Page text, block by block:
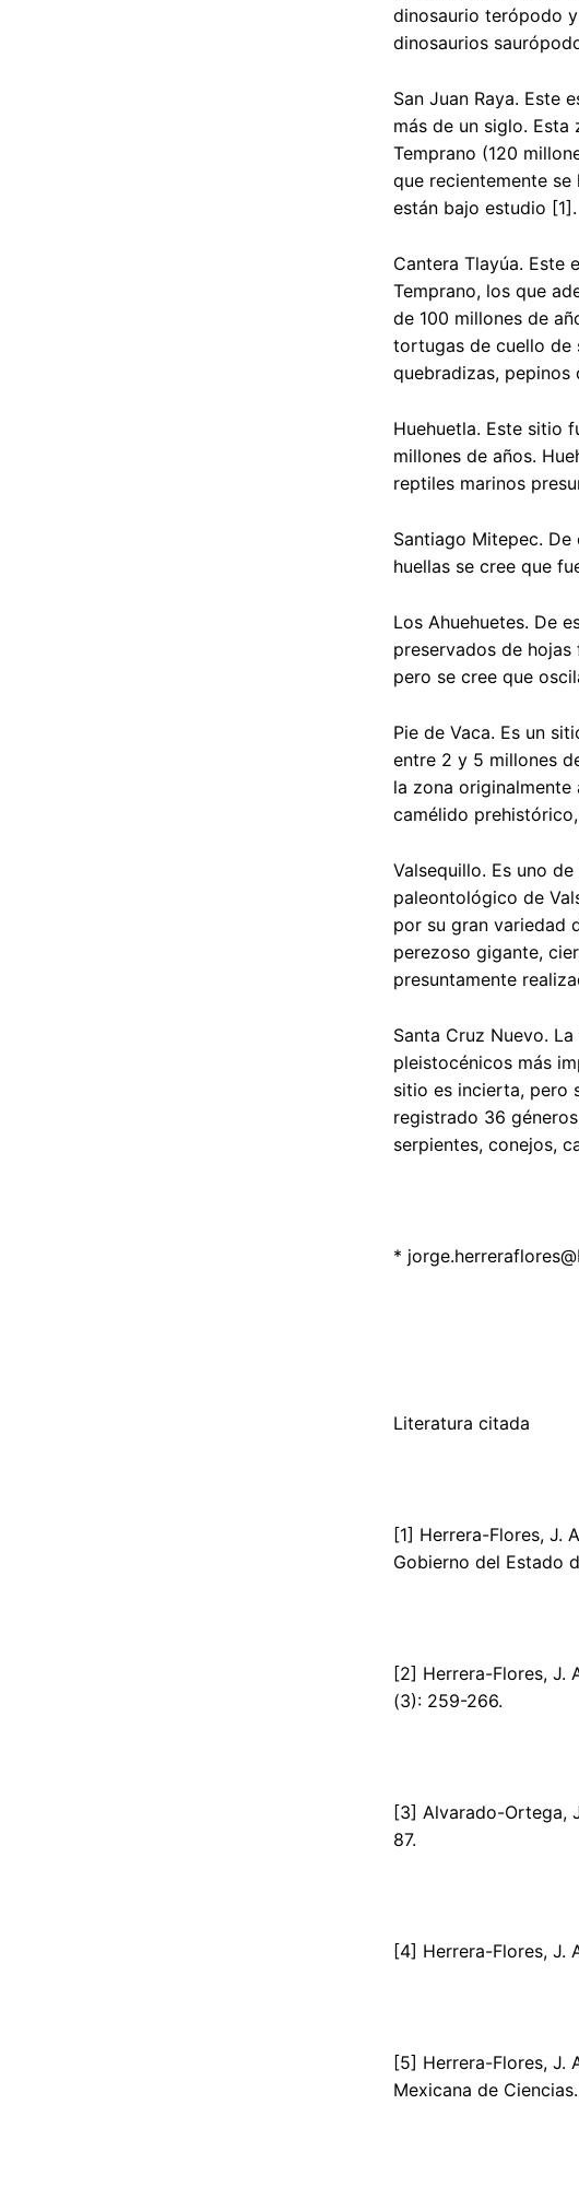
dinosaurio terópodo
dinosaurios
San Juan Raya. Este
más de un siglo.
Temprano (120
que recientemente
están bajo estudio [1].
Cantera Tlayúa. Este
Temprano, los que
de 100 millones de
tortugas de cuello de
quebradizas, pepinos
Huehuetla. Este sitio
millones de años.
reptiles marinos
Santiago Mitepec.
huellas se cree que
Los Ahuehuetes. De
preservados de
pero se cree que
Pie de Vaca. Es un
entre 2 y 5 millones
la zona
camélido
Valsequillo. Es uno
paleontológico de
por su gran variedad
perezoso gigante,
presuntamente
Santa Cruz Nuevo.
pleistocénicos más
sitio es incierta, pero
registrado 36
serpientes, conejos,
*
Literatura citada
[1] Herrera-Flores, J.
Gobierno del Estado
[2] Herrera-Flores, J.
(3): 259-266.
[3] Alvarado-Ortega,
87.
[4] Herrera-Flores, J.
[5] Herrera-Flores, J.
Mexicana de